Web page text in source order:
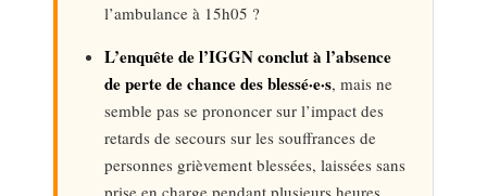
l’ambulance à 15h05 ?
L’enquête de l’IGGN conclut à l’absence
de perte de chance des blessé·e·s, mais ne
semble pas se prononcer sur l’impact des
retards de secours sur les souffrances de
personnes grièvement blessées, laissées sans
prise en charge pendant plusieurs heures.